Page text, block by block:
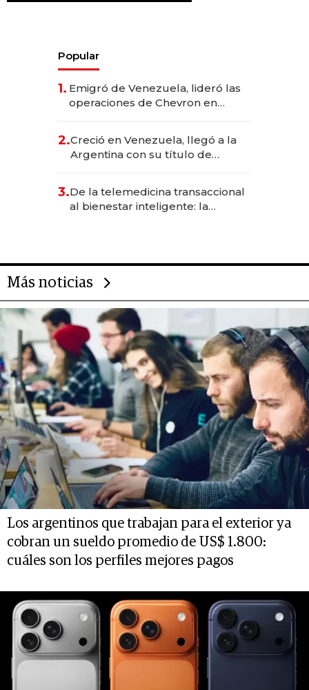
Popular
1. Emigró de Venezuela, lideró las
operaciones de Chevron en
2.Creció en Venezuela, llegó a la
Argentina con su título de
las marcas "fast premium"
3.De la telemedicina transaccional
al bienestar inteligente: la
Más noticias
Los argentinos que trabajan para el exterior ya
cobran un sueldo promedio de US$ 1.800:
cuáles son los perfiles mejores pagos